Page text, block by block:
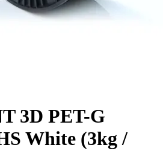
3D PET-G
White (3kg /